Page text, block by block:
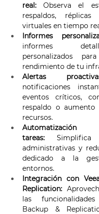
real: Observa el
respaldos,
virtuales en tiempo
Informes
informes
personalizados
rendimiento de tu
Alertas
notificaciones
eventos críticos,
respaldo o
recursos.
tareas: Simplifica
administrativas y
dedicado a la
entornos.
Integración con
Replication:
las
Backup &